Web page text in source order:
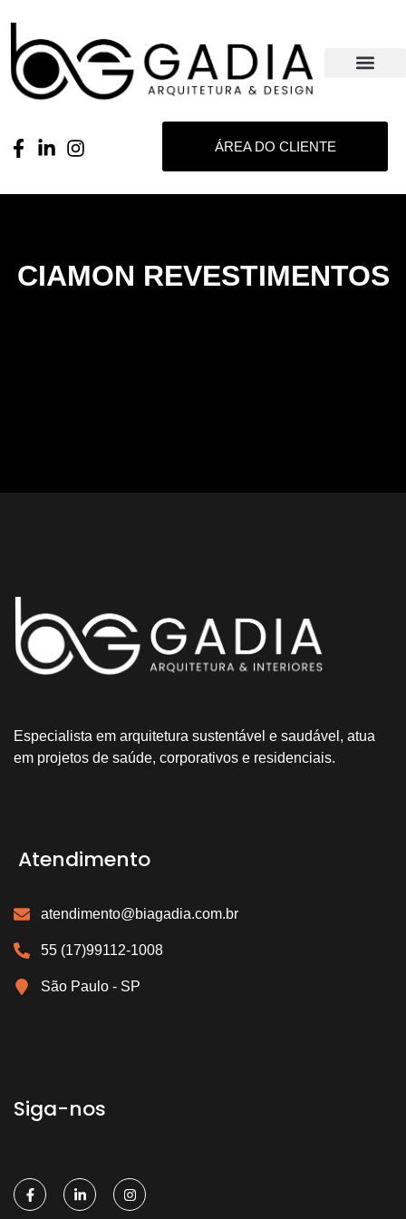
ÁREA DO CLIENTE
CIAMON REVESTIMENTOS
Especialista em arquitetura sustentável e saudável, atua
em projetos de saúde, corporativos e residenciais.
Atendimento
atendimento@biagadia.com.br
55 (17)99112-1008
São Paulo - SP
Siga-nos